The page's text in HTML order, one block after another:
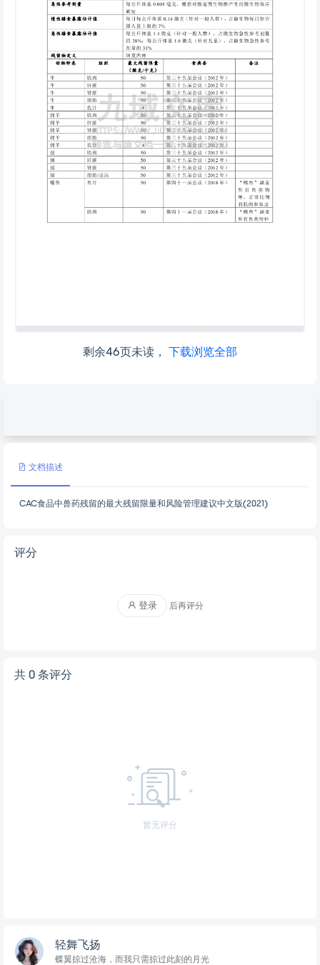
剩余46页未读， 下载浏览全部
文档描述
CAC食品中兽药残留的最大残留限量和风险管理建议中文版(2021)
评分
登录 后再评分
共 0 条评分
暂无评分
轻舞飞扬
蝶翼掠过沧海，而我只需掠过此刻的月光